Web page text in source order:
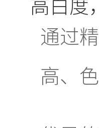
通过
高、